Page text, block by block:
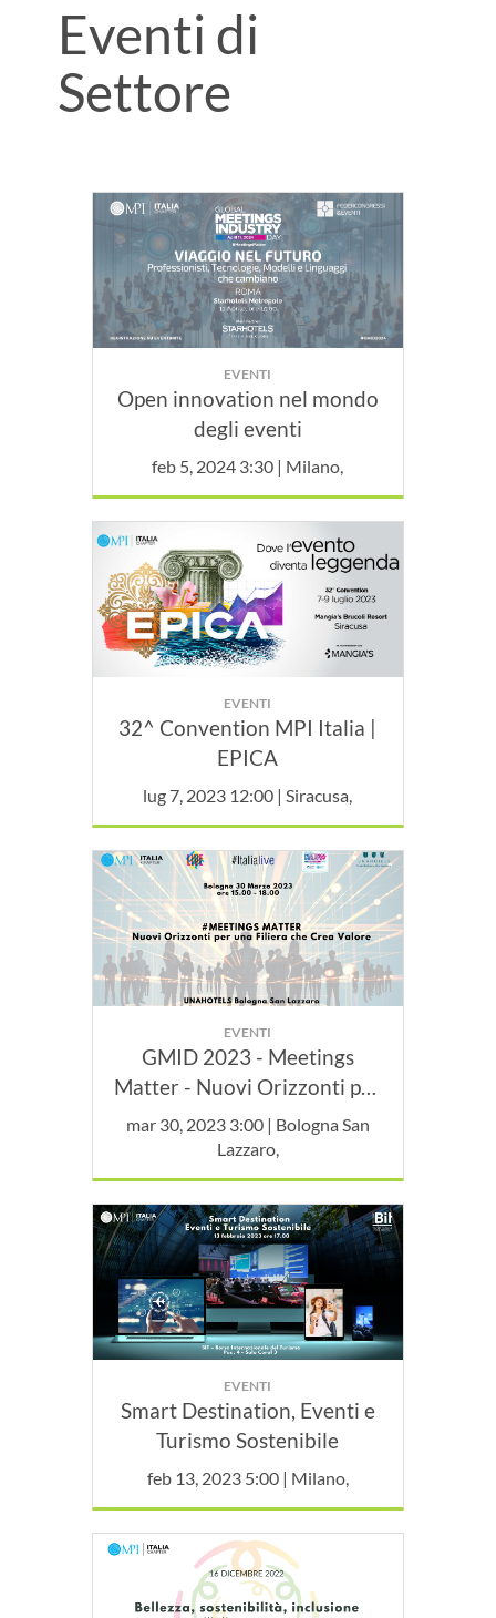
Eventi di
Settore
EVENTI
Open innovation nel mondo
degli eventi
feb 5, 2024 3:30 | Milano,
EVENTI
32^ Convention MPI Italia |
EPICA
lug 7, 2023 12:00 | Siracusa,
EVENTI
GMID 2023 - Meetings
Matter - Nuovi Orizzonti per
una Filiera che Crea Valore
mar 30, 2023 3:00 | Bologna San
Lazzaro,
EVENTI
Smart Destination, Eventi e
Turismo Sostenibile
feb 13, 2023 5:00 | Milano,